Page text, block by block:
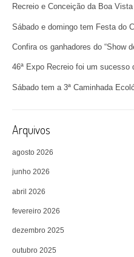
Recreio e Conceição da Boa Vista
Sábado e domingo tem Festa do
Confira os ganhadores do “Show
46ª Expo Recreio foi um sucesso
Sábado tem a 3ª Caminhada
Arquivos
agosto 2026
junho 2026
abril 2026
fevereiro 2026
dezembro 2025
outubro 2025